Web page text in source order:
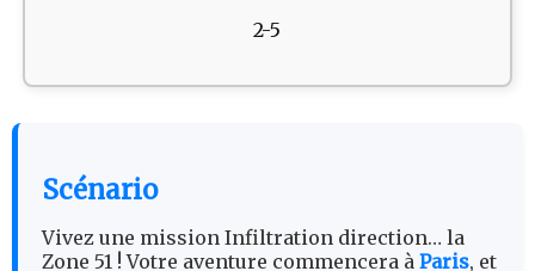
2-5
Scénario
Vivez une mission Infiltration direction… la
Zone 51 ! Votre aventure commencera à Paris, et